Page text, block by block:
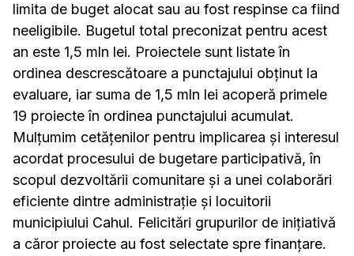
limita de buget alocat sau au fost respinse ca fiind
neeligibile. Bugetul total preconizat pentru acest
an este 1,5 mln lei. Proiectele sunt listate în
ordinea descrescătoare a punctajului obținut la
evaluare, iar suma de 1,5 mln lei acoperă primele
19 proiecte în ordinea punctajului acumulat.
Mulțumim cetățenilor pentru implicarea și interesul
acordat procesului de bugetare participativă, în
scopul dezvoltării comunitare și a unei colaborări
eficiente dintre administrație și locuitorii
municipiului Cahul. Felicitări grupurilor de inițiativă
a căror proiecte au fost selectate spre finanțare.